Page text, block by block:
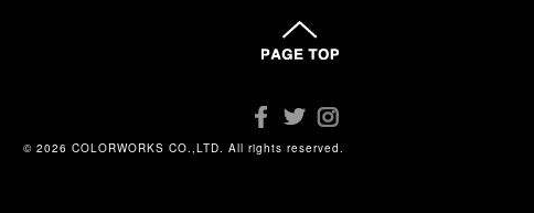
© 2026 COLORWORKS CO.,LTD. All rights reserved.